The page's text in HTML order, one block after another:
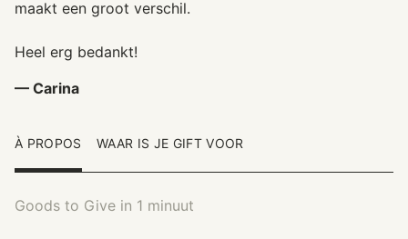
maakt een groot verschil.
Heel erg bedankt!
— Carina
À PROPOS WAAR IS JE GIFT VOOR
Goods to Give in 1 minuut